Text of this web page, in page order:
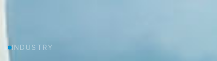
INDUSTRY